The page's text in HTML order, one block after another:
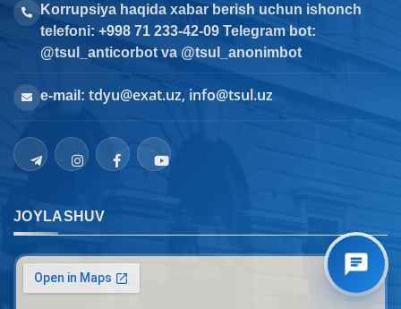
Korrupsiya haqida xabar berish uchun ishonch
telefoni: +998 71 233-42-09 Telegram bot:
@tsul_anticorbot va @tsul_anonimbot
e-mail: tdyu@exat.uz, info@tsul.uz
JOYLASHUV